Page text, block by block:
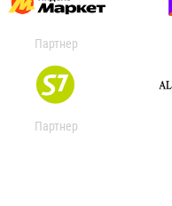
Партнер
Партнер